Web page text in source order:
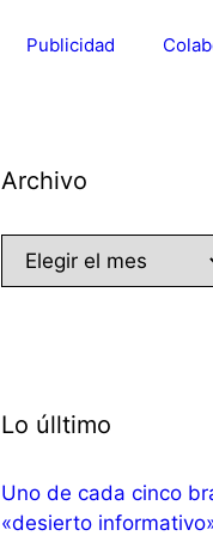
Publicidad
Archivo
Archivo
Lo úlltimo
Uno de cada cinco
«desierto